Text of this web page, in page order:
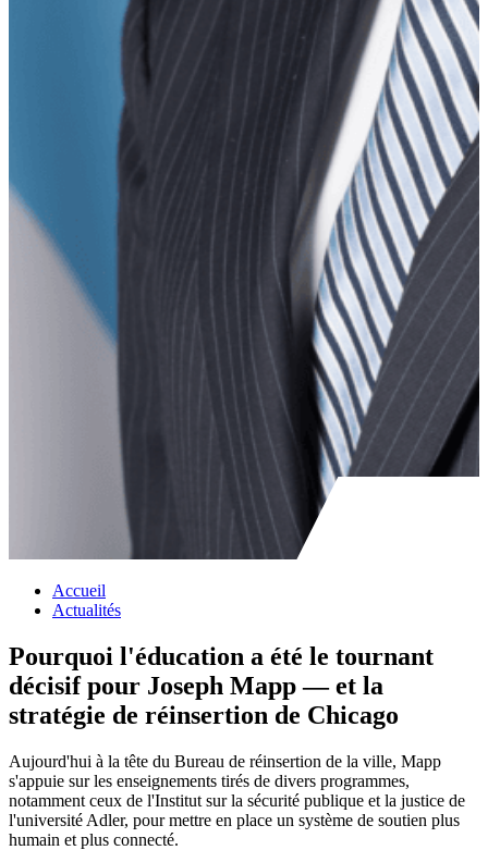
Accueil
Actualités
Pourquoi l'éducation a été le tournant
décisif pour Joseph Mapp — et la
stratégie de réinsertion de Chicago
Aujourd'hui à la tête du Bureau de réinsertion de la ville, Mapp
s'appuie sur les enseignements tirés de divers programmes,
notamment ceux de l'Institut sur la sécurité publique et la justice de
l'université Adler, pour mettre en place un système de soutien plus
humain et plus connecté.